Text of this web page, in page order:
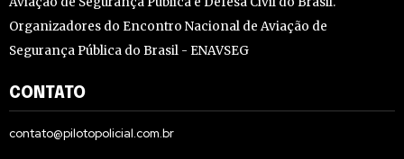
Organizadores do Encontro Nacional de Aviação de
Segurança Pública do Brasil - ENAVSEG
CONTATO
contato@pilotopolicial.com.br